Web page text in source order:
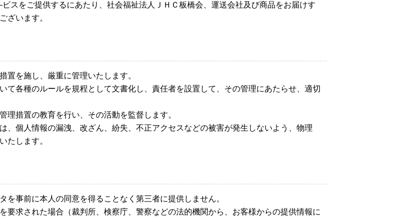
スをご提供するにあたり、社会福祉法人ＪＨＣ板橋会、運送会社及び商品をお届けす
ざいます。
置を施し、厳重に管理いたします。
て各種のルールを規程として文書化し、責任者を設置して、その管理にあたらせ、適切
理措置の教育を行い、その活動を監督します。
、個人情報の漏洩、改ざん、紛失、不正アクセスなどの被害が発生しないよう、物理
たします。
を事前に本人の同意を得ることなく第三者に提供しません。
要求された場合（裁判所、検察庁、警察などの法的機関から、お客様からの提供情報に